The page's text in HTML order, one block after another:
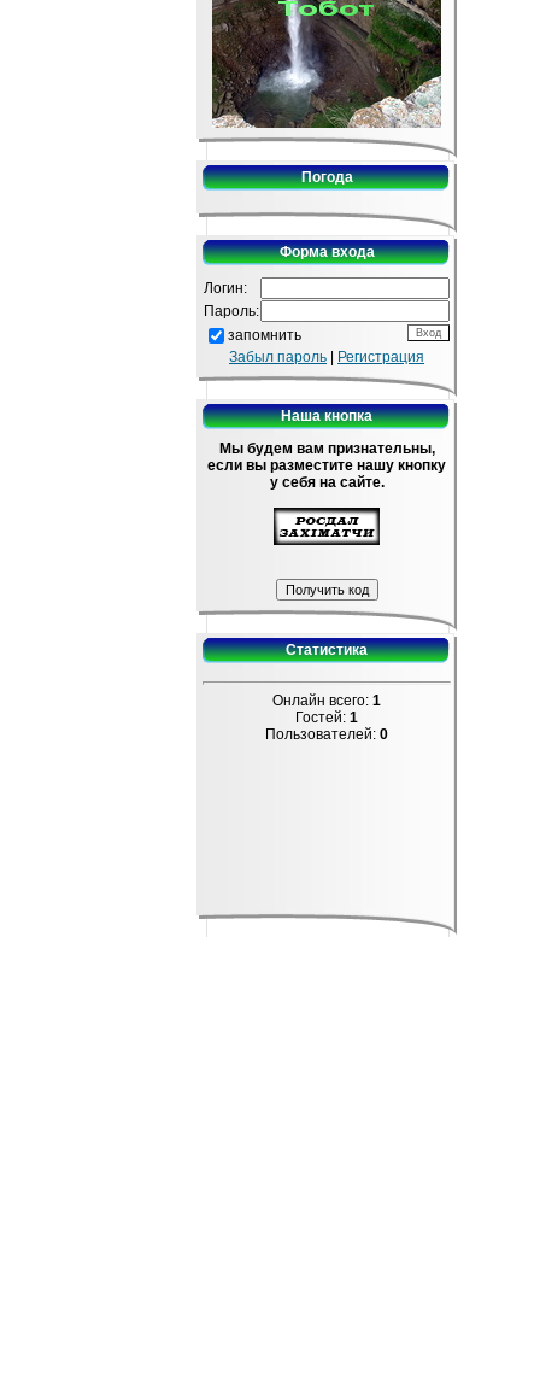
Погода
Форма входа
Логин:
Пароль:
запомнить
Забыл пароль
Регистрация
Наша кнопка
Мы будем вам признательны,
если вы разместите нашу кнопку
у себя на сайте.
Статистика
Онлайн всего: 1
Гостей: 1
Пользователей: 0